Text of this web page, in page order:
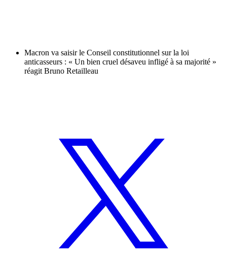
Macron va saisir le Conseil constitutionnel sur la loi
anticasseurs : « Un bien cruel désaveu infligé à sa majorité »
réagit Bruno Retailleau